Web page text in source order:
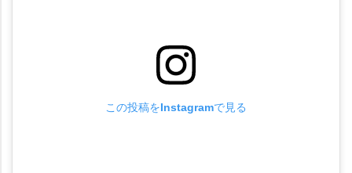
この投稿をInstagramで見る